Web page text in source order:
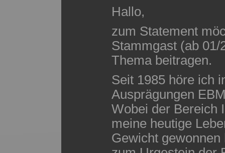
Hallo,
zum Statement
Stammgast (ab
Thema beitragen.
Seit 1985 höre ich
Ausprägungen
Wobei der Bereich
meine heutige
Gewicht